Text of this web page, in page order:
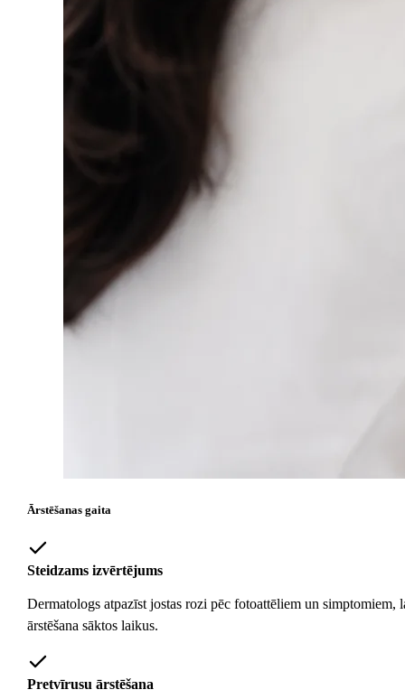
Ārstēšanas gaita
Steidzams izvērtējums
Dermatologs atpazīst jostas rozi pēc fotoattēliem un simptomiem,
ārstēšana sāktos laikus.
Pretvīrusu ārstēšana